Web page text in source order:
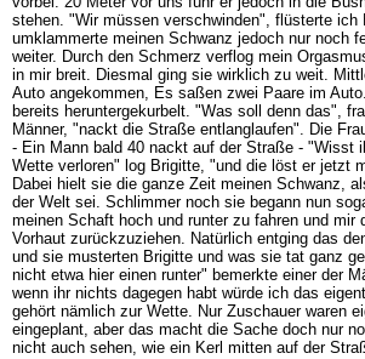
stehen. "Wir müssen verschwinden", flüsterte ich
umklammerte meinen Schwanz jedoch nur noch
weiter. Durch den Schmerz verflog mein
in mir breit. Diesmal ging sie wirklich zu weit.
Auto angekommen, Es saßen zwei Paare im
bereits heruntergekurbelt. "Was soll denn das",
Männer, "nackt die Straße entlanglaufen". Die
- Ein Mann bald 40 nackt auf der Straße - "Wisst
Wette verloren" log Brigitte, "und die löst er jetzt
Dabei hielt sie die ganze Zeit meinen Schwanz,
der Welt sei. Schlimmer noch sie begann nun
meinen Schaft hoch und runter zu fahren und mir
Vorhaut zurückzuziehen. Natürlich entging das
und sie musterten Brigitte und was sie tat ganz
nicht etwa hier einen runter" bemerkte einer der
wenn ihr nichts dagegen habt würde ich das
gehört nämlich zur Wette. Nur Zuschauer waren
eingeplant, aber das macht die Sache doch nur
nicht auch sehen, wie ein Kerl mitten auf der